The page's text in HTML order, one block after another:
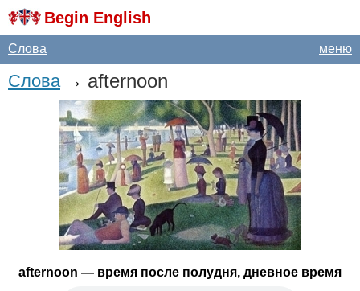
Begin English
меню
Слова
Слова→ afternoon
afternoon — время после полудня, дневное время